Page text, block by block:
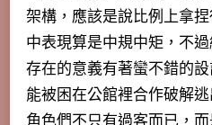
架構，應該是說比例上拿
中表現算是中規中矩，不
存在的意義有著蠻不錯的
能被困在公館裡合作破解
角色們不只有過客而已，